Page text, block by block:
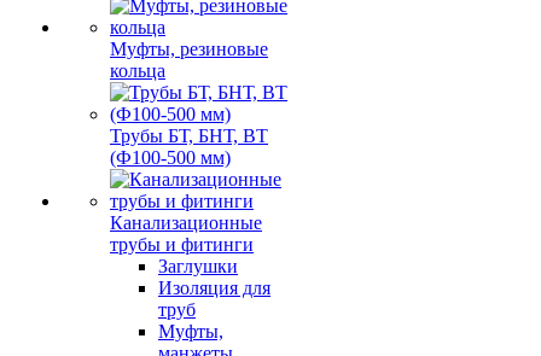
Муфты, резиновые
кольца
Трубы БТ, БНТ, ВТ
(Ф100-500 мм)
Канализационные
трубы и фитинги
Заглушки
Изоляция для
труб
Муфты,